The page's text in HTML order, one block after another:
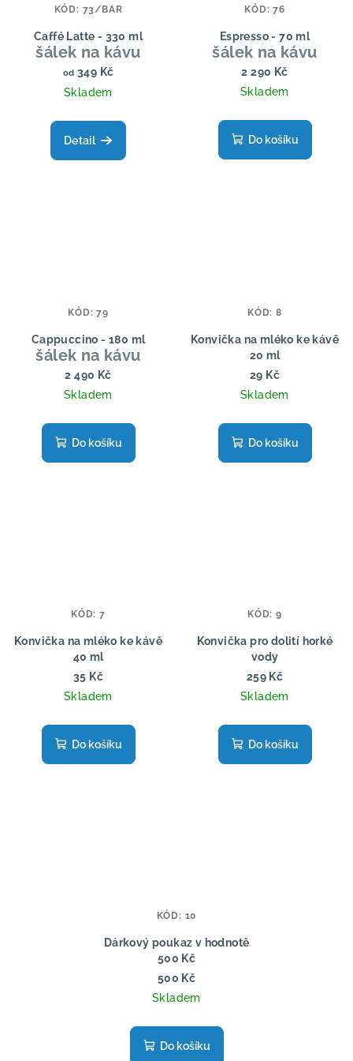
Caffé Latte - 330 ml
šálek na kávu
od 349 Kč
Skladem
Detail
KÓD: 73/BAR
Espresso - 70 ml
šálek na kávu
2 290 Kč
Skladem
Do košíku
KÓD:76
Cappuccino - 180 ml
šálek na kávu
2 490 Kč
Skladem
Do košíku
KÓD:79
Konvička na mléko ke kávě
20 ml
29 Kč
Skladem
Do košíku
KÓD:8
Konvička na mléko ke kávě
40 ml
35 Kč
Skladem
Do košíku
KÓD:7
Konvička pro dolití horké
vody
259 Kč
Skladem
Do košíku
KÓD:9
Dárkový poukaz v hodnotě
500 Kč
500 Kč
Skladem
Do košíku
KÓD: 10